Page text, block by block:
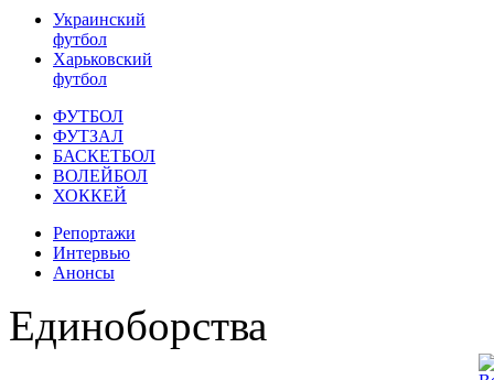
Украинский
футбол
Харьковский
футбол
ФУТБОЛ
ФУТЗАЛ
БАСКЕТБОЛ
ВОЛЕЙБОЛ
ХОККЕЙ
Репортажи
Интервью
Анонсы
Единоборства